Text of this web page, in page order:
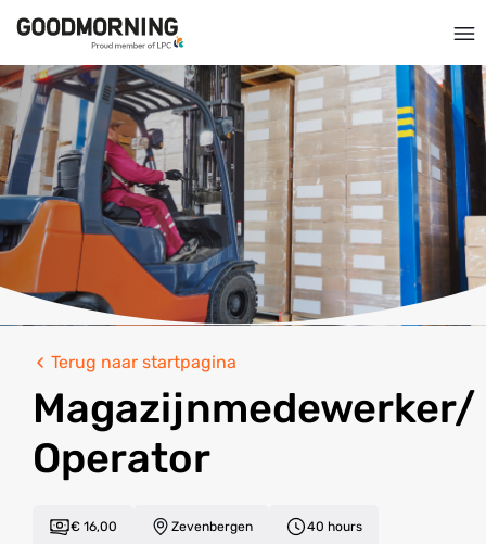
Terug naar startpagina
Magazijnmedewerker/
Operator
€ 16,00 Zevenbergen 40 hours